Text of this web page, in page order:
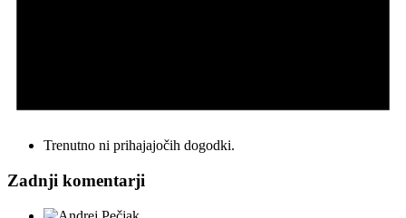
Trenutno ni prihajajočih dogodki.
Zadnji komentarji